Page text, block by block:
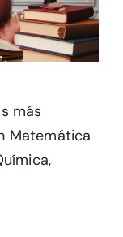
más
Matemática